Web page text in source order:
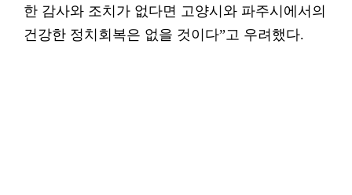
한 감사와 조치가 없다면 고양시와 파주시에서의
건강한 정치회복은 없을 것이다”고 우려했다.